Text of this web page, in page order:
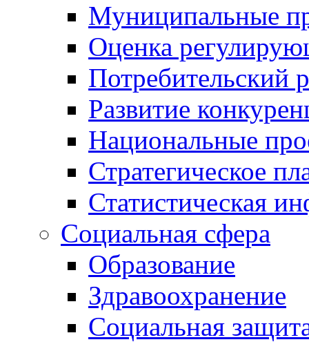
Муниципальные
Оценка
Потребительский
Развитие
Национальные
Стратегическое
Статистическая
Социальная сфера
Образование
Здравоохранение
Социальная